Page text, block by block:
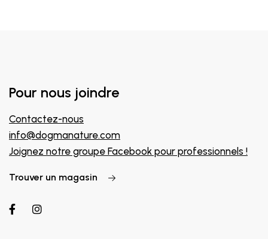
Pour nous joindre
Contactez-nous
info@dogmanature.com
Joignez notre groupe Facebook pour professionnels !
Trouver un magasin